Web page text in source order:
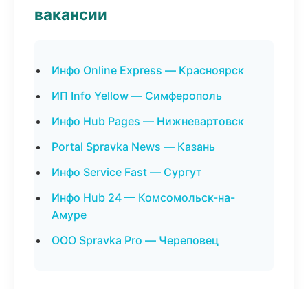
вакансии
Инфо Online Express — Красноярск
ИП Info Yellow — Симферополь
Инфо Hub Pages — Нижневартовск
Portal Spravka News — Казань
Инфо Service Fast — Сургут
Инфо Hub 24 — Комсомольск-на-
Амуре
ООО Spravka Pro — Череповец